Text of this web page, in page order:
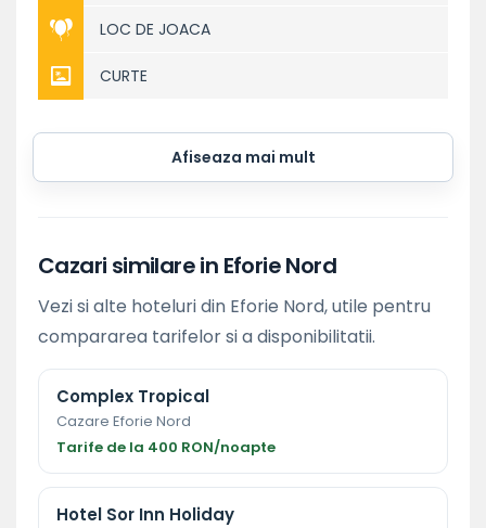
LOC DE JOACA
CURTE
Afiseaza mai mult
Cazari similare in Eforie Nord
Vezi si alte hoteluri din Eforie Nord, utile pentru
compararea tarifelor si a disponibilitatii.
Complex Tropical
Cazare Eforie Nord
Tarife de la 400 RON/noapte
Hotel Sor Inn Holiday